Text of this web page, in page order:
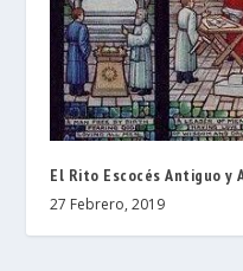
El Rito Escocés Antiguo y
27 Febrero, 2019